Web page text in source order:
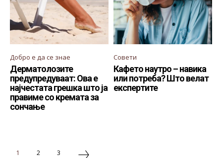
Добро е да се знае
Дерматолозите
предупредуваат: Ова е
најчестата грешка што ја
правиме со кремата за
сончање
Совети
Кафето наутро – навика
или потреба? Што велат
експертите
1 2 3